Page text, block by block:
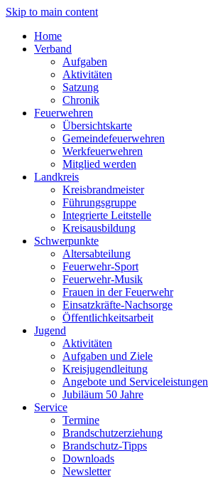
Skip to main content
Home
Verband
Aufgaben
Aktivitäten
Satzung
Chronik
Feuerwehren
Übersichtskarte
Gemeindefeuerwehren
Werkfeuerwehren
Mitglied werden
Landkreis
Kreisbrandmeister
Führungsgruppe
Integrierte Leitstelle
Kreisausbildung
Schwerpunkte
Altersabteilung
Feuerwehr-Sport
Feuerwehr-Musik
Frauen in der Feuerwehr
Einsatzkräfte-Nachsorge
Öffentlichkeitsarbeit
Jugend
Aktivitäten
Aufgaben und Ziele
Kreisjugendleitung
Angebote und Serviceleistungen
Jubiläum 50 Jahre
Service
Termine
Brandschutzerziehung
Brandschutz-Tipps
Downloads
Newsletter